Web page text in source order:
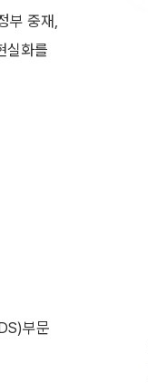
부 중재,
실화를
부문